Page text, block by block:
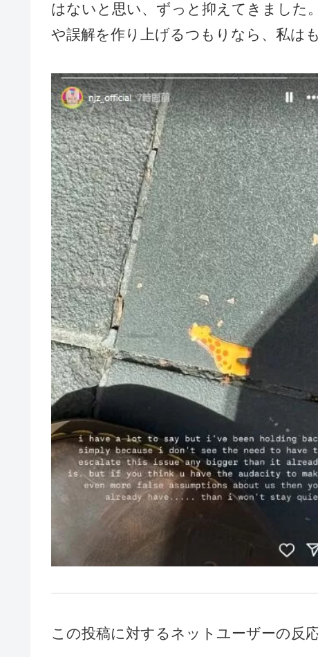
はないと思い、ずっと抑えてきました
や誤解を作り上げるつもりなら、私は
この投稿に対するネットユーザーの反